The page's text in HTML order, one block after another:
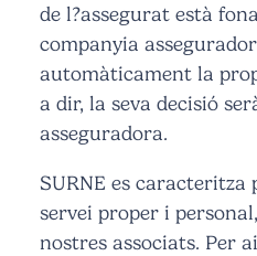
de l?assegurat està
companyia
automàticament la
a dir, la seva decisió
asseguradora.
SURNE es caracteritza
servei proper i
nostres associats. Per